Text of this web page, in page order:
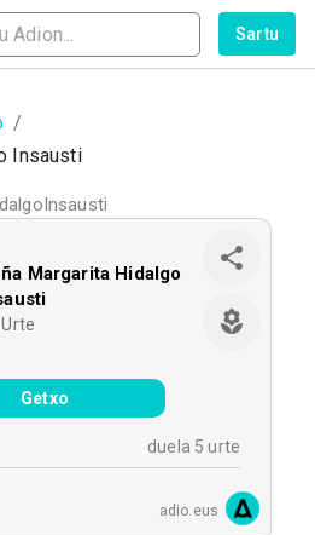
Sartu
/
Insausti
Margarita Hidalgo
Urte
Getxo
duela 5 urte
adio.eus